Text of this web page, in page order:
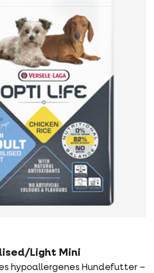
Light Mini
hypoallergenes Hundefutter –